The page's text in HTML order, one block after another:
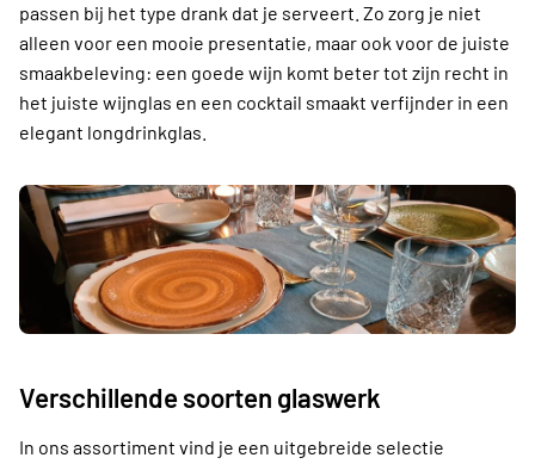
passen bij het type drank dat je serveert. Zo zorg je niet
alleen voor een mooie presentatie, maar ook voor de juiste
smaakbeleving: een goede wijn komt beter tot zijn recht in
het juiste wijnglas en een cocktail smaakt verfijnder in een
elegant longdrinkglas.
Verschillende soorten glaswerk
In ons assortiment vind je een uitgebreide selectie